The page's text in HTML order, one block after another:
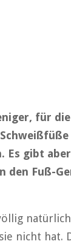
für
Es gibt
den Fuß-
nicht hat.